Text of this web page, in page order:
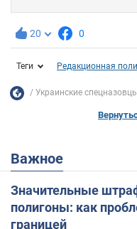
20 0
Теги Редакционная
Украинские
Важное
Значительные
полигоны: как
границей